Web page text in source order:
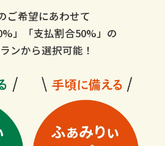
ご希望にあわせて
」「支払割合50%」の
ンから選択可能！